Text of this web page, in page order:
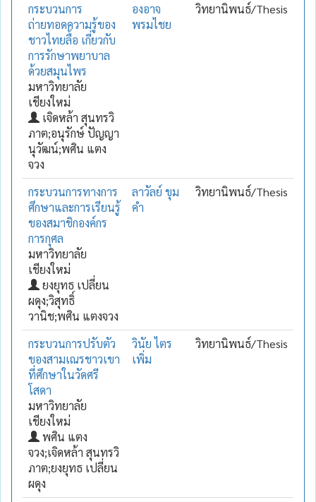
กระบวนการ
ถ่ายทอดความรู้ของ
ชาวไทยลื้อ เกี่ยวกับ
การรักษาพยาบาล
ด้วยสมุนไพร
มหาวิทยาลัย
เชียงใหม่
เจิดหล้า สุนทรวิ
ภาต;อนุรักษ์ ปัญญา
นุวัฒน์;พศิน แตง
จวง
องอาจ
พรมไชย
วิทยานิพนธ์/Thesis
กระบวนการทางการ
ศึกษาและการเรียนรู้
ของสมาชิกองค์กร
การกุศล
มหาวิทยาลัย
เชียงใหม่
ยงยุทธ เปลี่ยน
ผดุง;วิสุทธิ์
วานิช;พศิน แตงจวง
ลาวัลย์ ขุม
คำ
วิทยานิพนธ์/Thesis
กระบวนการปรับตัว
ของสามเณรชาวเขา
ที่ศึกษาในวัดศรี
โสดา
มหาวิทยาลัย
เชียงใหม่
พศิน แตง
จวง;เจิดหล้า สุนทรวิ
ภาต;ยงยุทธ เปลี่ยน
ผดุง
วินัย ไตร
เพิ่ม
วิทยานิพนธ์/Thesis